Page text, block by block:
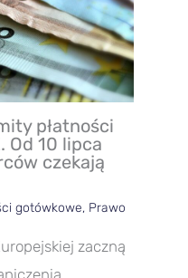
płatności
Od 10 lipca
czekają
gotówkowe, Prawo
zaczną